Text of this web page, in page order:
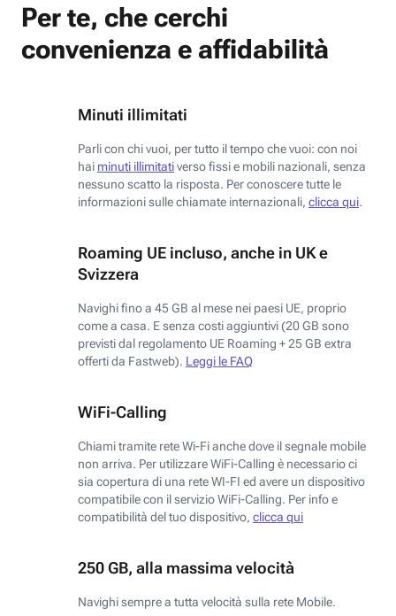
Per te, che cerchi
convenienza e affidabilità
Minuti illimitati
Parli con chi vuoi, per tutto il tempo che vuoi: con noi
hai minuti illimitativerso fissi e mobili nazionali, senza
nessuno scatto la risposta. Per conoscere tutte le
informazioni sulle chiamate internazionali, clicca qui.
Roaming UE incluso, anche in UK e
Svizzera
Navighi fino a 45 GB al mese nei paesi UE, proprio
come a casa. E senza costi aggiuntivi (20 GB sono
previsti dal regolamento UE Roaming + 25 GB extra
offerti da Fastweb). Leggi le FAQ
WiFi-Calling
Chiami tramite rete Wi-Fi anche dove il segnale mobile
non arriva. Per utilizzare WiFi-Calling è necessario ci
sia copertura di una rete WI-FI ed avere un dispositivo
compatibile con il servizio WiFi-Calling. Per info e
compatibilità del tuo dispositivo, clicca qui
250 GB, alla massima velocità
Navighi sempre a tutta velocità sulla rete Mobile.